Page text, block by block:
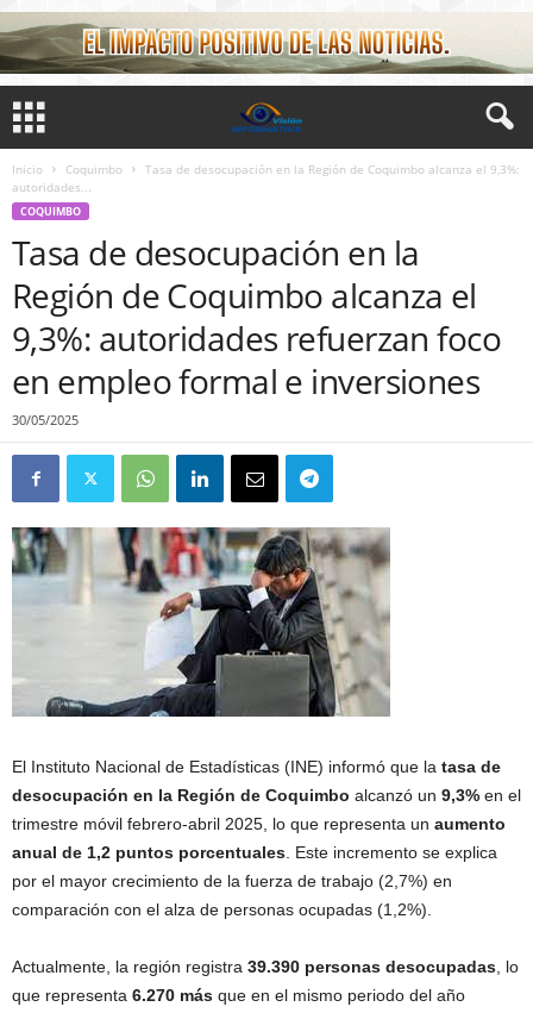
Inicio Coquimbo
Tasa de desocupación en la Región de Coquimbo alcanza el 9,3%:
autoridades...
COQUIMBO
Tasa de desocupación en la
Región de Coquimbo alcanza el
9,3%: autoridades refuerzan foco
en empleo formal e inversiones
30/05/2025
El Instituto Nacional de Estadísticas (INE) informó que la tasa de
desocupación en la Región de Coquimbo alcanzó un 9,3% en el
trimestre móvil febrero-abril 2025, lo que representa un aumento
anual de 1,2 puntos porcentuales . Este incremento se explica
por el mayor crecimiento de la fuerza de trabajo (2,7%) en
comparación con el alza de personas ocupadas (1,2%).
Actualmente, la región registra 39.390 personas desocupadas , lo
que representa 6.270 más que en el mismo periodo del año